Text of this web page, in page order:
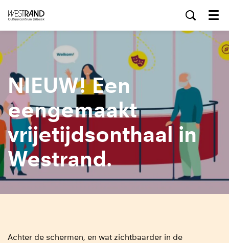
Menu
NIEUW! Een
eengemaakt
vrijetijdsonthaal in
Westrand.
Achter de schermen, en wat zichtbaarder in de